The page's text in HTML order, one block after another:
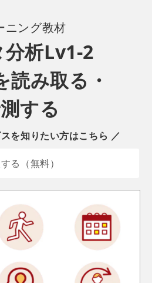
ニング教材
分析Lv1-2
読み取る・
する
を知りたい方はこちら ／
る（無料）